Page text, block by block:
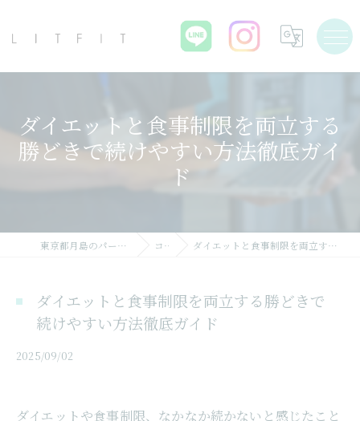
ダイエットと食事制限を両立する
勝どきで続けやすい方法徹底ガイ
ド
東京都月島のパーソナルジムならLIT FIT コラム ダイエットと食事制限を両立する勝どきで続けやすい方法徹底ガイド
ダイエットと食事制限を両立する勝どきで
続けやすい方法徹底ガイド
2025/09/02
ダイエットや食事制限、なかなか続かないと感じたこと